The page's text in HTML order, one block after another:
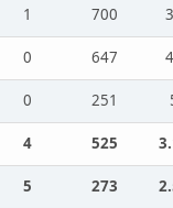
1 700
0 647
0 251
4 525
5 273